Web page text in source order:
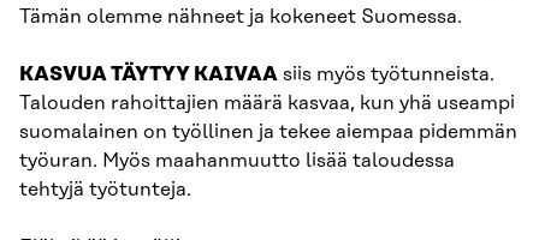
Tämän olemme nähneet ja kokeneet Suomessa.
KASVUA TÄYTYY KAIVAA siis myös työtunneista.
Talouden rahoittajien määrä kasvaa, kun yhä useampi
suomalainen on työllinen ja tekee aiempaa pidemmän
työuran. Myös maahanmuutto lisää taloudessa
tehtyjä työtunteja.